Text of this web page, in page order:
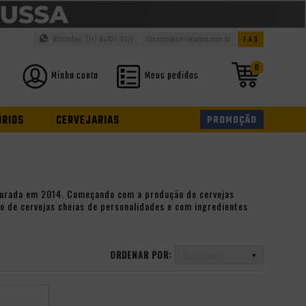
F.A.Q
contato@cervejabox.com.br
WhatsApp: (11) 94937-0371
0
Minha conta Meus pedidos
CERVEJARIAS PROMOÇÃO
em 2014. Começando com a produção de cervejas
cervejas cheias de personalidades e com ingredientes
ORDENAR POR: